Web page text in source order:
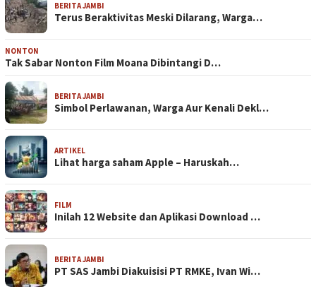
BERITA JAMBI
Terus Beraktivitas Meski Dilarang, Warga…
NONTON
Tak Sabar Nonton Film Moana Dibintangi D…
BERITA JAMBI
Simbol Perlawanan, Warga Aur Kenali Dekl…
ARTIKEL
Lihat harga saham Apple – Haruskah…
FILM
Inilah 12 Website dan Aplikasi Download …
BERITA JAMBI
PT SAS Jambi Diakuisisi PT RMKE, Ivan Wi…